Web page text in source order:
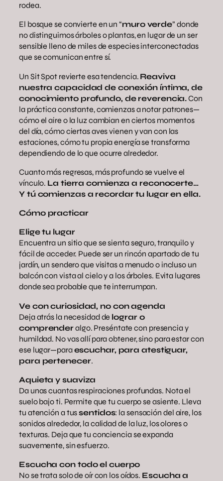
rodea.
El bosque se convierte en un “muro verde” donde
no distinguimos árboles o plantas, en lugar de un ser
sensible lleno de miles de especies interconectadas
que se comunican entre sí.
Un Sit Spot revierte esa tendencia. Reaviva
nuestra capacidad de conexión íntima, de
conocimiento profundo, de reverencia.Con
la práctica constante, comienzas a notar patrones—
cómo el aire o la luz cambian en ciertos momentos
del día, cómo ciertas aves vienen y van con las
estaciones, cómo tu propia energía se transforma
dependiendo de lo que ocurre alrededor.
Cuanto más regresas, más profundo se vuelve el
vínculo. La tierra comienza a reconocerte…
Y tú comienzas a recordar tu lugar en ella.
Cómo practicar
Elige tu lugar
Encuentra un sitio que se sienta seguro, tranquilo y
fácil de acceder. Puede ser un rincón apartado de tu
jardín, un sendero que visitas a menudo o incluso un
balcón con vista al cielo y a los árboles. Evita lugares
donde sea probable que te interrumpan.
Ve con curiosidad, no con agenda
Deja atrás la necesidad de lograr o
comprenderalgo. Preséntate con presencia y
humildad. No vas allí para obtener, sino para estar con
ese lugar—paraescuchar, para atestiguar,
para pertenecer.
Aquieta y suaviza
Da unas cuantas respiraciones profundas. Nota el
suelo bajo ti. Permite que tu cuerpo se asiente. Lleva
tu atención a tussentidos: la sensación del aire, los
sonidos alrededor, la calidad de la luz, los olores o
texturas. Deja que tu conciencia se expanda
suavemente, sin esfuerzo.
Escucha con todo el cuerpo
No se trata solo de oír con los oídos. Escucha a